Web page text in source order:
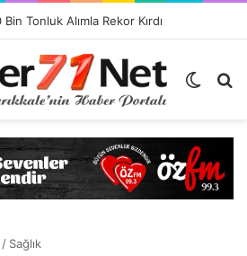
Dış
/ Sağlık